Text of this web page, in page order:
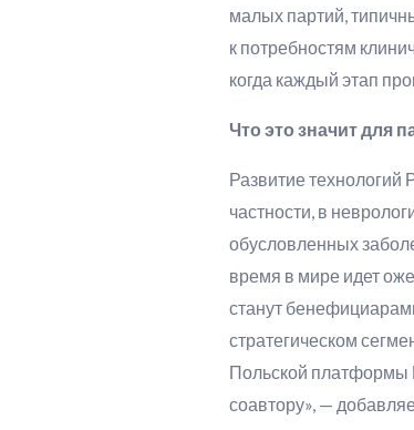
малых партий,
к потребностям
когда каждый этап
Что это значит для
Развитие
частности, в
обусловленных
время в мире идет
станут
стратегическом
Польской платформы
соавтору», —